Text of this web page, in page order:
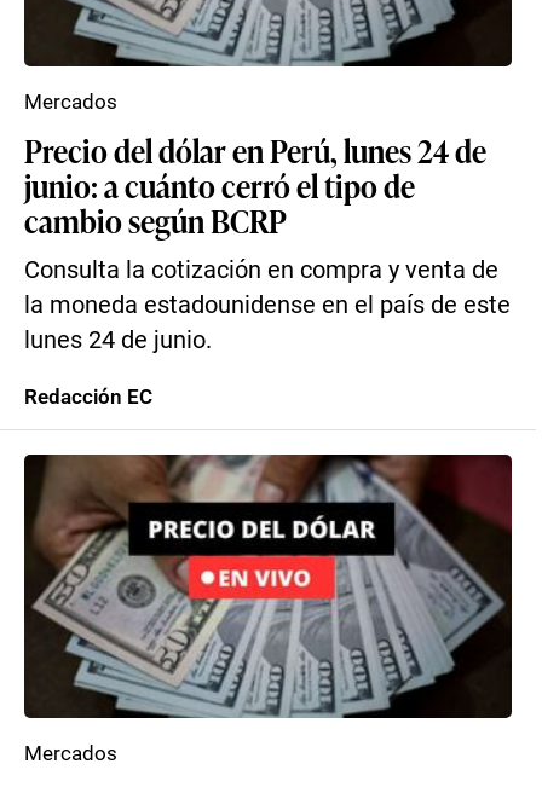
Precio del dólar en Perú, lunes 24 de
junio: a cuánto cerró el tipo de
cambio según BCRP
Consulta la cotización en compra y venta de
la moneda estadounidense en el país de este
lunes 24 de junio.
Mercados
Redacción EC
Mercados